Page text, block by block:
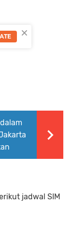
jadwal SIM
×